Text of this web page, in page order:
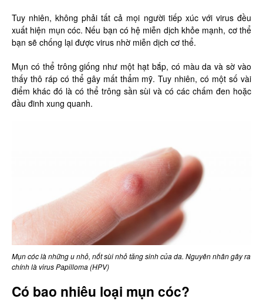
Tuy nhiên, không phải tất cả mọi người tiếp xúc với virus đều
xuất hiện mụn cóc. Nếu bạn có hệ miễn dịch khỏe mạnh, cơ thể
bạn sẽ chống lại được virus nhờ miễn dịch cơ thể.
Mụn có thể trông giống như một hạt bắp, có màu da và sờ vào
thấy thô ráp có thể gây mất thẩm mỹ. Tuy nhiên, có một số vài
điểm khác đó là có thể trông sần sùi và có các chấm đen hoặc
đầu đinh xung quanh.
Mụn cóc là những u nhỏ, nốt sùi nhỏ tăng sinh của da. Nguyên nhân gây ra
chính là virus Papilloma (HPV)
Có bao nhiêu loại mụn cóc?